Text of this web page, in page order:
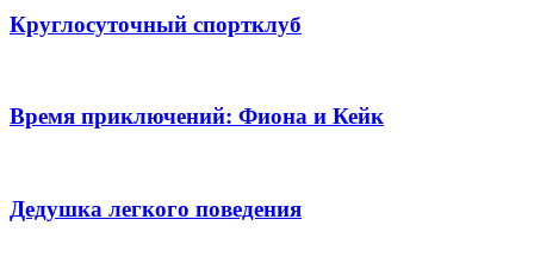
Круглосуточный спортклуб
Время приключений: Фиона и Кейк
Дедушка легкого поведения